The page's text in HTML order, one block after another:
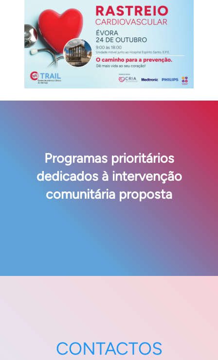
Programas prioritários
dedicados à intervenção
comunitária proposta
CONTACTOS